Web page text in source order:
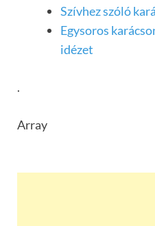
Szívhez szóló
Egysoros
idézet
.
Array